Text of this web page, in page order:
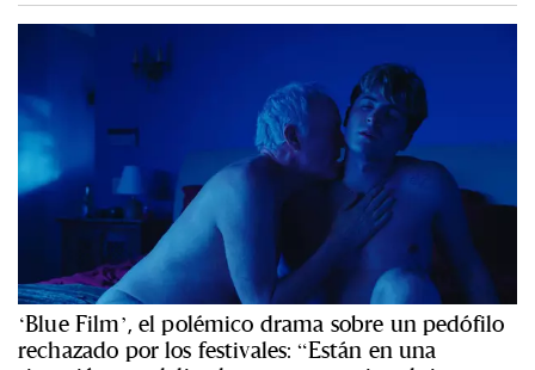
‘Blue Film’, el polémico drama sobre un pedófilo
rechazado por los festivales: “Están en una